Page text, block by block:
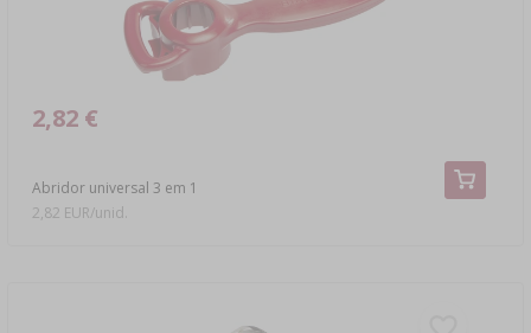
Abridor universal 3 em 1
2,82 €
2,82 EUR/unid.